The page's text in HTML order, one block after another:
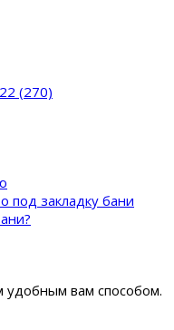
(270)
под закладку бани
вам способом.